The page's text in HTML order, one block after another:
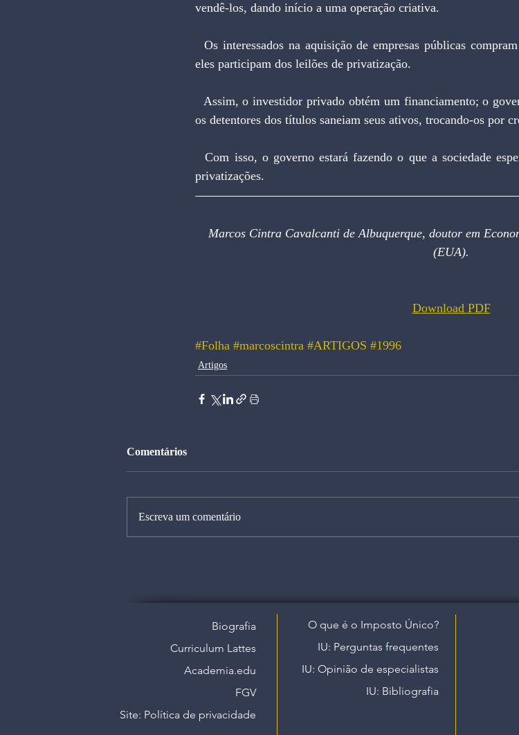
vendê-los, dando início a uma operação criativa.
  Os interessados na aquisição de empresas públicas compram para pagá-lo no vencimento. E com
eles participam dos leilões de privatização.
os detentores dos títulos saneiam seus ativos, trocando-os por
  Com isso, o governo estará fazendo o que a sociedade espera dele: dinamizando o programa de
privatizações.
Marcos Cintra Cavalcanti de Albuquerque, doutor em
(EUA).
Download PDF
#Folha #marcoscintra #ARTIGOS #1996
Artigos
Comentários
Escreva um comentário
Biografia
Curriculum Lattes
Academia.edu
FGV
Site: Política de privacidade​
O que é o Imposto Único?
IU: Perguntas frequentes
IU: Opinião de especialistas
IU: Bibliografia